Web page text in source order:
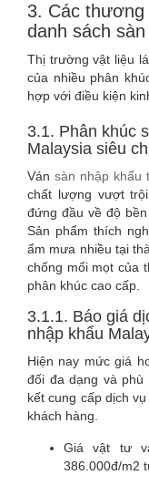
3. Các thương
danh sách
Thị trường vật liệu
của nhiều phân
hợp với điều kiện
3.1. Phân khúc
Malaysia siêu
Vánsàn nhập khẩu
chất lượng vượt
đứng đầu về độ
Sản phẩm thích
ẩm mưa nhiều tại
chống mối mọt của
phân khúc cao cấp.
3.1.1. Báo giá
nhập khẩu
Hiện nay mức giá
đối đa dạng và phù
kết cung cấp dịch
khách hàng.
Giá vật tư
386.000đ/m2